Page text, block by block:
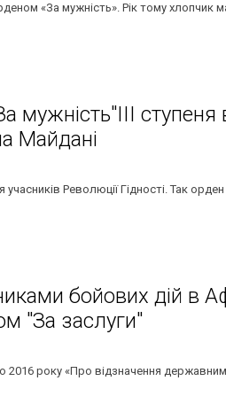
«За мужність». Рік тому хлопчик
ступеня
Майдані
Революції Гідності. Так орден
бойових дій в
"За заслуги"
року «Про відзначення